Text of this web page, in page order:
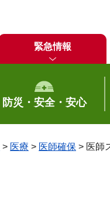
緊急情報
防災・安全・安心
> 医療 > 医師確保 > 医師